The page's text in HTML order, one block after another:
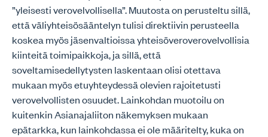
”yleisesti verovelvollisella”. Muutosta on perusteltu sillä,
että väliyhteisösääntelyn tulisi direktiivin perusteella
koskea myös jäsenvaltioissa yhteisöveroverovelvollisia
kiinteitä toimipaikkoja, ja sillä, että
soveltamisedellytysten laskentaan olisi otettava
mukaan myös etuyhteydessä olevien rajoitetusti
verovelvollisten osuudet. Lainkohdan muotoilu on
kuitenkin Asianajaliiton näkemyksen mukaan
epätarkka, kun lainkohdassa ei ole määritelty, kuka on